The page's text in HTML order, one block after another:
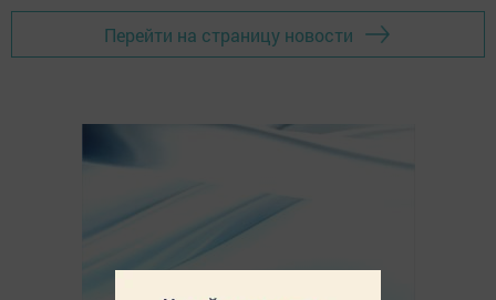
Перейти на страницу новости